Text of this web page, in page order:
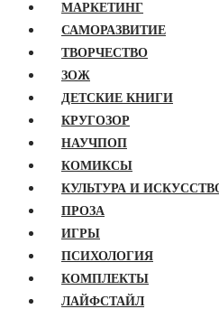
МАРКЕТИНГ
САМОРАЗВИТИЕ
ТВОРЧЕСТВО
ЗОЖ
ДЕТСКИЕ КНИГИ
КРУГОЗОР
НАУЧПОП
КОМИКСЫ
КУЛЬТУРА И
ПРОЗА
ИГРЫ
ПСИХОЛОГИЯ
КОМПЛЕКТЫ
ЛАЙФСТАЙЛ